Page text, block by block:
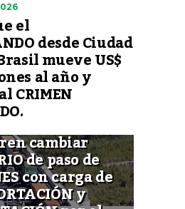
el
desde Ciudad
mueve US$
al año y
CRIMEN
cambiar
de paso de
con carga de
y